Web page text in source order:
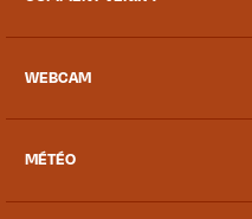
WEBCAM
MÉTÉO
locaux
pro